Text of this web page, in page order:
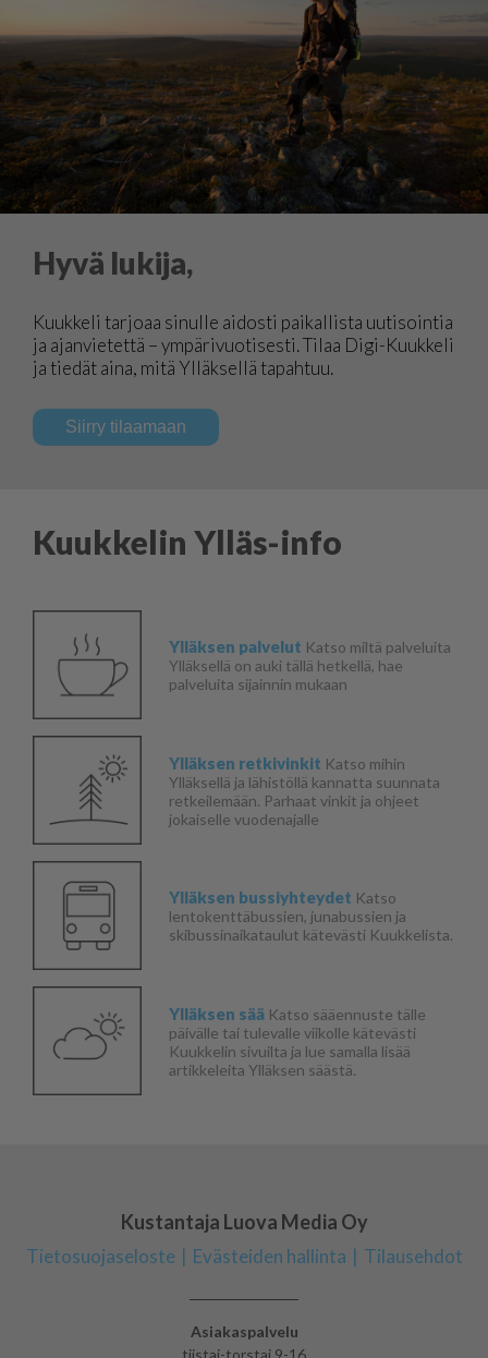
Hyvä lukija,
Kuukkeli tarjoaa sinulle aidosti paikallista uutisointia
ja ajanvietettä – ympärivuotisesti. Tilaa Digi-Kuukkeli
ja tiedät aina, mitä Ylläksellä tapahtuu.
Siirry tilaamaan
Kuukkelin Ylläs-info
Ylläksen palvelut Katso miltä palveluita
Ylläksellä on auki tällä hetkellä, hae
palveluita sijainnin mukaan
Ylläksen retkivinkit Katso mihin
Ylläksellä ja lähistöllä kannatta suunnata
retkeilemään. Parhaat vinkit ja ohjeet
jokaiselle vuodenajalle
Ylläksen bussiyhteydet Katso
lentokenttäbussien, junabussien ja
skibussinaikataulut kätevästi Kuukkelista.
Ylläksen sää Katso sääennuste tälle
päivälle tai tulevalle viikolle kätevästi
Kuukkelin sivuilta ja lue samalla lisää
artikkeleita Ylläksen säästä.
Kustantaja Luova Media Oy
Tietosuojaseloste Evästeiden hallinta Tilausehdot
Asiakaspalvelu